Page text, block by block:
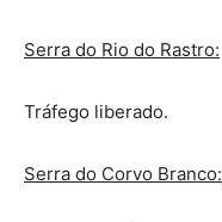
Serra do Rio do Rastro:
Tráfego liberado.
Serra do Corvo Branco: